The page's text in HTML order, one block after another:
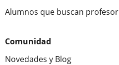
Alumnos que buscan profesor
Comunidad
Novedades y Blog